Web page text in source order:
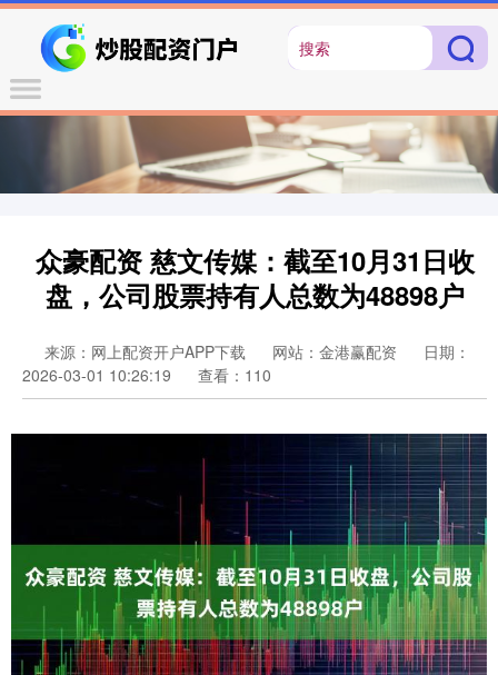
众豪配资 慈文传媒：截至10月31日收
盘，公司股票持有人总数为48898户
来源：网上配资开户APP下载 网站：金港赢配资
日期：
2026-03-01 10:26:19
查看：110